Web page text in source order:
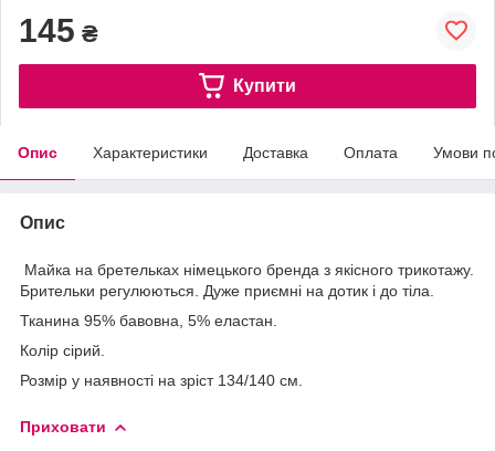
145 ₴
Купити
Опис Характеристики Доставка Оплата Умови
Опис
Майка на бретельках німецького бренда з якісного трикотажу.
Брительки регулюються. Дуже приємні на дотик і до тіла.
Тканина 95% бавовна, 5% еластан.
Колір сірий.
Розмір у наявності на зріст 134/140 см.
Приховати